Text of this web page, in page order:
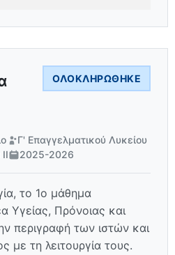
ΟΛΟΚΛΗΡΏΘΗΚΕ
Γ' Επαγγελματικού Λυκείου
2025-2026
το 1ο μάθημα
Υγείας, Πρόνοιας και
περιγραφή των ιστών και
τη λειτουργία τους.